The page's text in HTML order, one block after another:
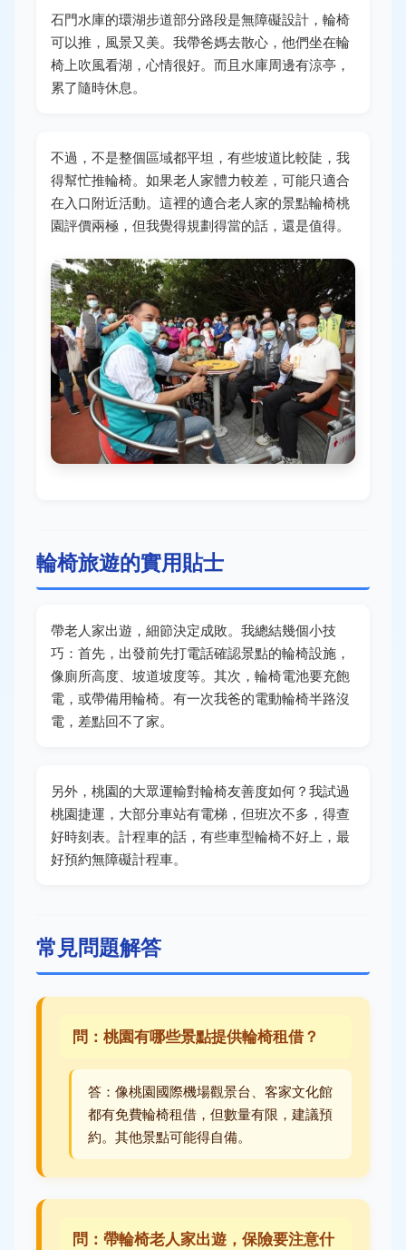
石門水庫的環湖步道部分路段是無障礙設計，輪椅
可以推，風景又美。我帶爸媽去散心，他們坐在輪
椅上吹風看湖，心情很好。而且水庫周邊有涼亭，
累了隨時休息。
不過，不是整個區域都平坦，有些坡道比較陡，我
得幫忙推輪椅。如果老人家體力較差，可能只適合
在入口附近活動。這裡的適合老人家的景點輪椅桃
園評價兩極，但我覺得規劃得當的話，還是值得。
輪椅旅遊的實用貼士
帶老人家出遊，細節決定成敗。我總結幾個小技
巧：首先，出發前先打電話確認景點的輪椅設施，
像廁所高度、坡道坡度等。其次，輪椅電池要充飽
電，或帶備用輪椅。有一次我爸的電動輪椅半路沒
電，差點回不了家。
另外，桃園的大眾運輸對輪椅友善度如何？我試過
桃園捷運，大部分車站有電梯，但班次不多，得查
好時刻表。計程車的話，有些車型輪椅不好上，最
好預約無障礙計程車。
常見問題解答
問：桃園有哪些景點提供輪椅租借？
答：像桃園國際機場觀景台、客家文化館
都有免費輪椅租借，但數量有限，建議預
約。其他景點可能得自備。
問：帶輪椅老人家出遊，保險要注意什